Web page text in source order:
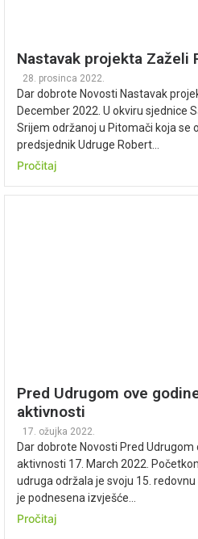
Nastavak projekta Zaželi
28. prosinca 2022.
Dar dobrote Novosti Nastavak
December 2022. U okviru sjednice
Srijem održanoj u Pitomači koja se
predsjednik Udruge Robert...
Pročitaj
Pred Udrugom ove
aktivnosti
17. ožujka 2022.
Dar dobrote Novosti Pred
aktivnosti 17. March 2022.
udruga održala je svoju 15.
je podnesena izvješće...
Pročitaj